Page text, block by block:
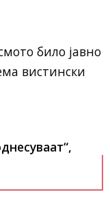
било јавно
вистински